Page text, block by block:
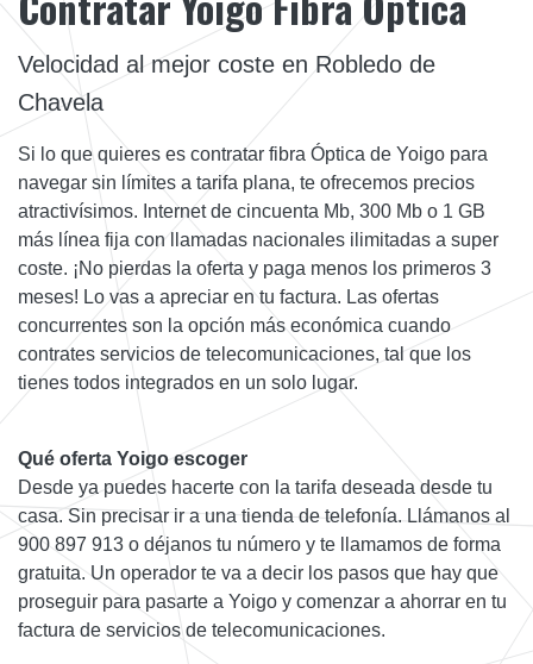
Velocidad al mejor coste en Robledo de
Chavela
Si lo que quieres es contratar fibra Óptica de Yoigo para
navegar sin límites a tarifa plana, te ofrecemos precios
atractivísimos. Internet de cincuenta Mb, 300 Mb o 1 GB
más línea fija con llamadas nacionales ilimitadas a super
coste. ¡No pierdas la oferta y paga menos los primeros 3
meses! Lo vas a apreciar en tu factura. Las ofertas
concurrentes son la opción más económica cuando
contrates servicios de telecomunicaciones, tal que los
tienes todos integrados en un solo lugar.
Qué oferta Yoigo escoger
Desde ya puedes hacerte con la tarifa deseada desde tu
casa. Sin precisar ir a una tienda de telefonía. Llámanos al
900 897 913 o déjanos tu número y te llamamos de forma
gratuita. Un operador te va a decir los pasos que hay que
proseguir para pasarte a Yoigo y comenzar a ahorrar en tu
factura de servicios de telecomunicaciones.